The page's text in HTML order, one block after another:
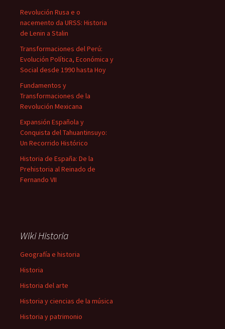
Revolución Rusa e o
nacemento da URSS: Historia
de Lenin a Stalin
Transformaciones del Perú:
Evolución Política, Económica y
Social desde 1990 hasta Hoy
Fundamentos y
Transformaciones de la
Revolución Mexicana
Expansión Española y
Conquista del Tahuantinsuyo:
Un Recorrido Histórico
Historia de España: De la
Prehistoria al Reinado de
Fernando VII
Wiki Historia
Geografía e historia
Historia
Historia del arte
Historia y ciencias de la música
Historia y patrimonio